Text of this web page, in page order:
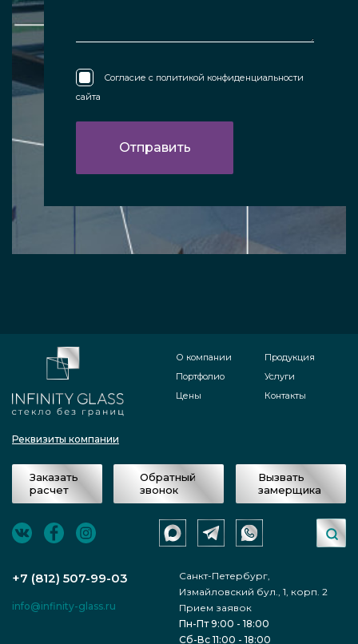
Согласие с политикой конфиденциальности
сайта
Реквизиты компании
О компании
Портфолио
Цены
Продукция
Услуги
Контакты
Заказать
расчет
Обратный
звонок
Вызвать
замерщика
+7 (812) 507-99-03
Санкт-Петербург,
Измайловский бул., 1, корп. 2
info@infinity-glass.ru
Прием заявок
Пн-Пт 9:00 - 18:00
Сб-Вс 11:00 - 18:00